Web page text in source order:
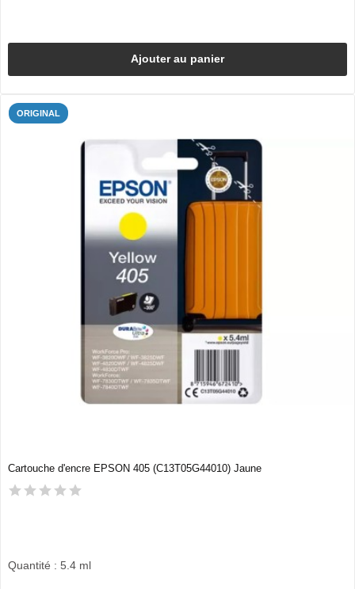
Ajouter au panier
ORIGINAL
Cartouche d'encre EPSON 405 (C13T05G44010) Jaune
Quantité : 5.4 ml